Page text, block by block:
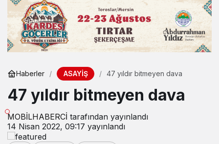
Haberler ASAYİŞ 47 yıldır bitmeyen dava
47 yıldır bitmeyen dava
MOBİLHABERCİ tarafından yayınlandı
14 Nisan 2022, 09:17 yayınlandı